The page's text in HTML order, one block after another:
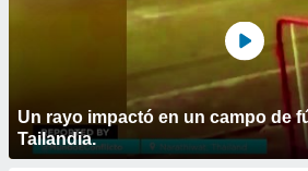
Un rayo impactó en un campo de
Tailandia.